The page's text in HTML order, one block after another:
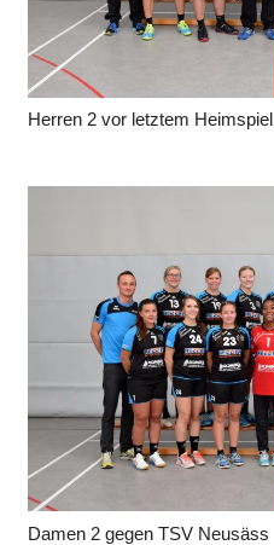
Herren 2 vor letztem Heimspiel
Damen 2 gegen TSV Neusäss